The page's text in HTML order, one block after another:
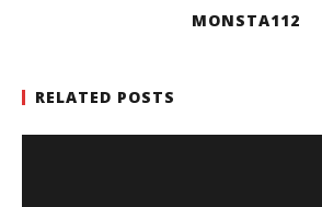
MONSTA112
RELATED POSTS